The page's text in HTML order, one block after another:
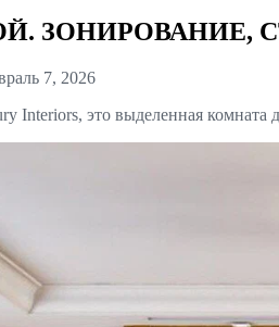
ЗОНИРОВАНИЕ,
7, 2026
Interiors, это выделенная